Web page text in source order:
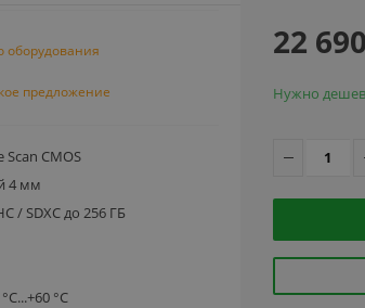
оборудования
предложение
CMOS
4 мм
/ SDXC до 256 ГБ
°C
22
Нужно